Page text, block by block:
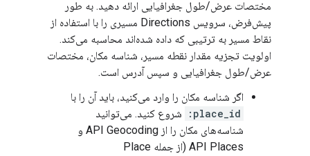
مختصات عرض/طول جغرافیایی ارائه دهید. به طور
پیش‌فرض، سرویس Directions مسیری را با استفاده از
نقاط مسیر به ترتیبی که داده شده‌اند محاسبه می‌کند.
اولویت تجزیه مقدار نقطه مسیر، شناسه مکان، مختصات
عرض/طول جغرافیایی و سپس آدرس است.
اگر شناسه مکان را وارد می‌کنید، باید آن را با
place_id:
شروع کنید. می‌توانید
شناسه‌های مکان را از API Geocoding و
API Places (از جمله Place